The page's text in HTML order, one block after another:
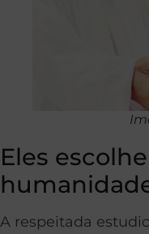
Eles
A respeitada